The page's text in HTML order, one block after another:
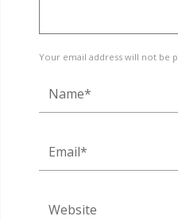
Your email address will not be